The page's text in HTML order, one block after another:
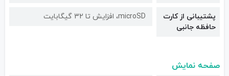
پشتیبانی از کارت
حافظه جانبی
microSD، افزایش تا 32 گیگابایت
صفحه نمایش